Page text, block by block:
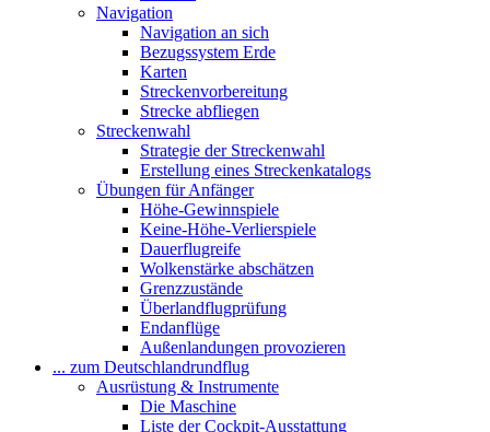
Navigation
Navigation an sich
Bezugssystem Erde
Karten
Streckenvorbereitung
Strecke abfliegen
Streckenwahl
Strategie der Streckenwahl
Erstellung eines Streckenkatalogs
Übungen für Anfänger
Höhe-Gewinnspiele
Keine-Höhe-Verlierspiele
Dauerflugreife
Wolkenstärke abschätzen
Grenzzustände
Überlandflugprüfung
Endanflüge
Außenlandungen provozieren
... zum Deutschlandrundflug
Ausrüstung & Instrumente
Die Maschine
Liste der Cockpit-Ausstattung